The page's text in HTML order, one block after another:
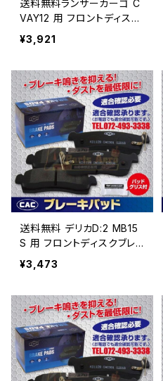
送料無料ランサーカーゴ C
VAY12 用 フロントディスク
ブレーキパッド左右 PA45
2 （ＣＡＣ）/専用グリス付
¥3,921
送料無料 デリカD:2 MB15
S 用 フロントディスクブレ
ーキパッド左右 PA529
（ＣＡＣ）/専用グリス付
¥3,473